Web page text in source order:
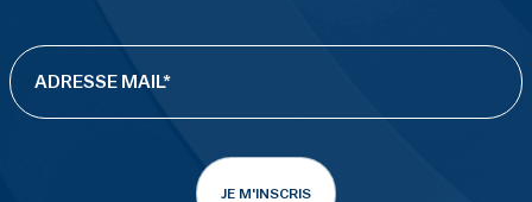
JE M'INSCRIS